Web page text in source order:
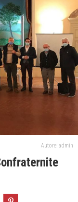
Autore: admin